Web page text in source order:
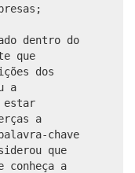
dentro do
que
dos
a
estar
a
chave
que
conheça a